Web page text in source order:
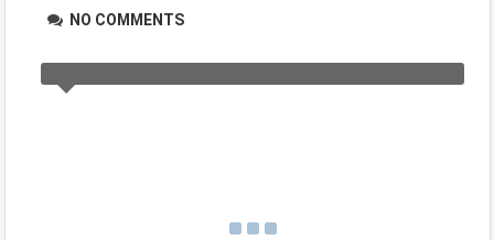
NO COMMENTS